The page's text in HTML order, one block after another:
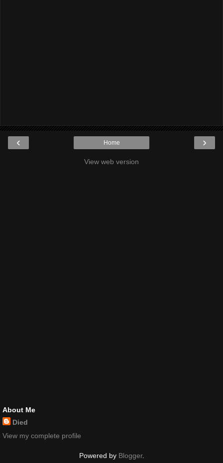
‹ ›
Home
View web version
About Me
Died
View my complete profile
Powered by Blogger.